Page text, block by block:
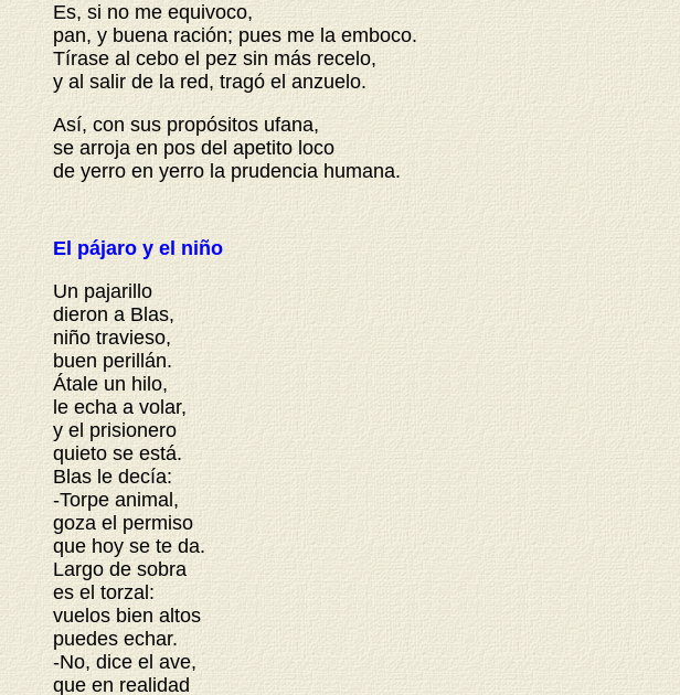
Es, si no me equivoco,
pan, y buena ración; pues me la emboco.
Tírase al cebo el pez sin más recelo,
y al salir de la red, tragó el anzuelo.
Así, con sus propósitos ufana,
se arroja en pos del apetito loco
de yerro en yerro la prudencia humana.
El pájaro y el niño
Un pajarillo
dieron a Blas,
niño travieso,
buen perillán.
Átale un hilo,
le echa a volar,
y el prisionero
quieto se está.
Blas le decía:
-Torpe animal,
goza el permiso
que hoy se te da.
Largo de sobra
es el torzal:
vuelos bien altos
puedes echar.
-No, dice el ave,
que en realidad